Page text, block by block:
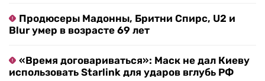
Продюсеры Мадонны, Бритни Спирс, U2 и
Blur умер в возрасте 69 лет
«Время договариваться»: Маск не дал Киеву
использовать Starlink для ударов вглубь РФ